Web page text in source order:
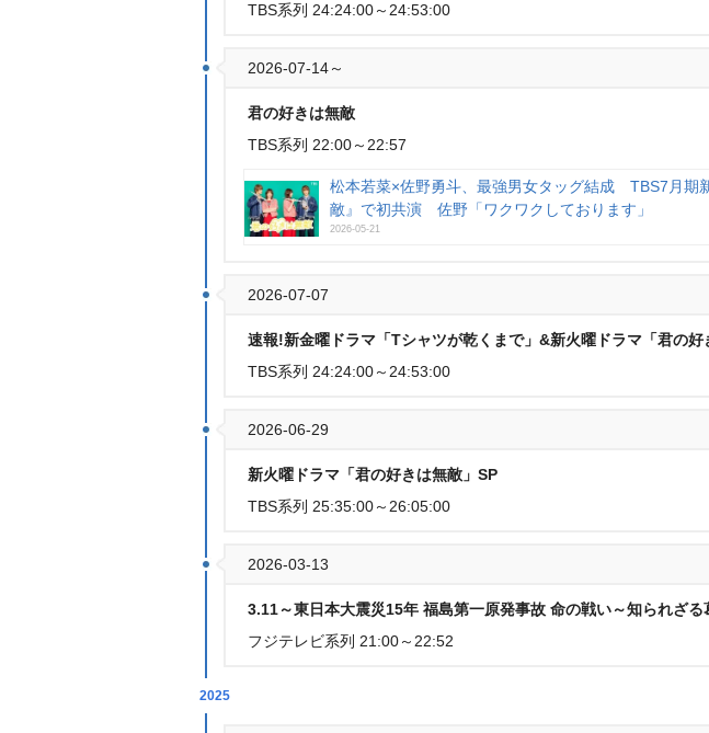
TBS系列 24:24:00～24:53:00
2026-07-14～
君の好きは無敵
TBS系列 22:00～22:57
松本若菜×佐野勇斗、最強男女タッグ結成 TBS7月期
敵』で初共演 佐野「ワクワクしております」
2026-05-21
2026-07-07
速報!新金曜ドラマ「Tシャツが乾くまで」&新火曜ドラマ「君の好
TBS系列 24:24:00～24:53:00
2026-06-29
新火曜ドラマ「君の好きは無敵」SP
TBS系列 25:35:00～26:05:00
2026-03-13
3.11～東日本大震災15年 福島第一原発事故 命の戦い～知られざる
フジテレビ系列 21:00～22:52
2025